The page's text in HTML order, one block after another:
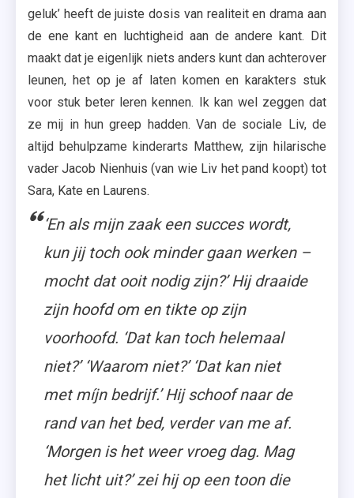
geluk’ heeft de juiste dosis van realiteit en drama aan
de ene kant en luchtigheid aan de andere kant. Dit
maakt dat je eigenlijk niets anders kunt dan achterover
leunen, het op je af laten komen en karakters stuk
voor stuk beter leren kennen. Ik kan wel zeggen dat
ze mij in hun greep hadden. Van de sociale Liv, de
altijd behulpzame kinderarts Matthew, zijn hilarische
vader Jacob Nienhuis (van wie Liv het pand koopt) tot
Sara, Kate en Laurens.
‘En als mijn zaak een succes wordt,
kun jij toch ook minder gaan werken –
mocht dat ooit nodig zijn?’ Hij draaide
zijn hoofd om en tikte op zijn
voorhoofd. ‘Dat kan toch helemaal
niet?’ ‘Waarom niet?’ ‘Dat kan niet
met míjn bedrijf.’ Hij schoof naar de
rand van het bed, verder van me af.
‘Morgen is het weer vroeg dag. Mag
het licht uit?’ zei hij op een toon die